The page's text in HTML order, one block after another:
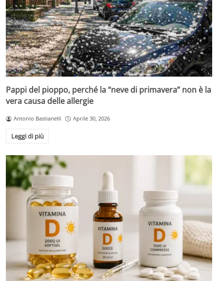
Pappi del pioppo, perché la “neve di primavera” non è la
vera causa delle allergie
Antonio Bastianelli Aprile 30, 2026
Leggi di più